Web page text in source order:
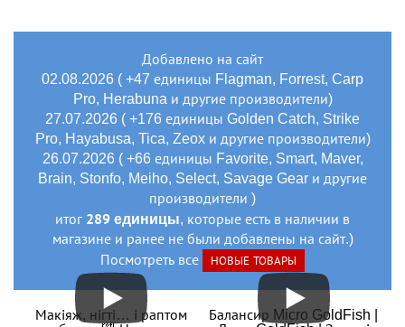
Добавлено на сайт
02.08.2026 ( +47 единицы Flagman, Forrest, Carp
Pro, Herabuna и другие производители)
27.07.2026 ( +176 единицы Golden Catch, Strike
Pro, Hayabusa, Tica, Zeox и другие производители)
26.07.2026 ( +66 единицы Favorite, Smart, Maver,
Brain, Stonfo, Meiho, Select, Savage Gear и другие
производители )
итог 289 единицы, которые есть в наличии в
магазине и ранее не были добавлены на сайт.)
Посмотреть все
НОВЫЕ ТОВАРЫ
Макіяж, нігті… і раптом
Балансир Micro GoldFish |